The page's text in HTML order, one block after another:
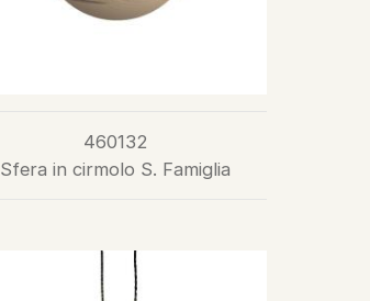
460132
Sfera in cirmolo S. Famiglia